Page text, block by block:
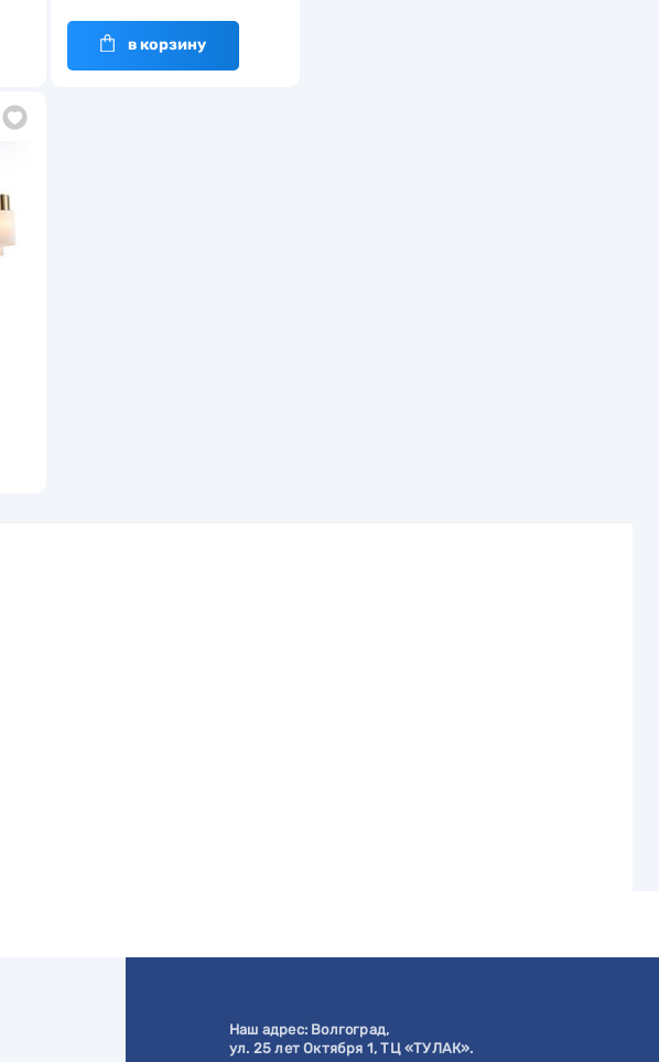
в корзину
Наш адрес: Волгоград,
ул. 25 лет Октября 1, ТЦ «ТУЛАК».